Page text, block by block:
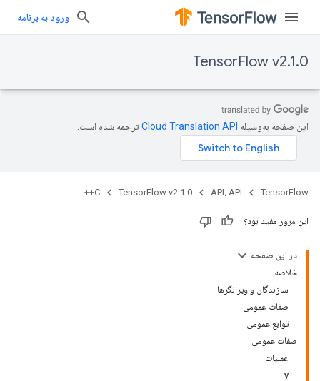
ورود به برنامه
TensorFlow v2.1.0
این صفحه به‌وسیله ترجمه شده است.
TensorFlow API، API TensorFlow v2.1.0
C++
این مرور مفید بود؟
در این صفحه
خلاصه
سازندگان و ویرانگرها
صفات عمومی
توابع عمومی
صفات عمومی
عملیات
y